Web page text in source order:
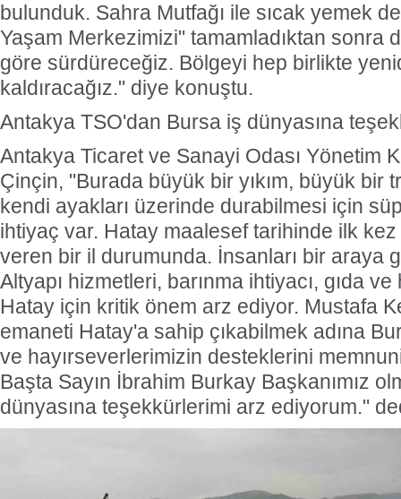
bulunduk. Sahra Mutfağı ile sıcak yemek
Yaşam Merkezimizi" tamamladıktan sonra
göre sürdüreceğiz. Bölgeyi hep birlikte
kaldıracağız." diye konuştu.
Antakya TSO'dan Bursa iş dünyasına
Antakya Ticaret ve Sanayi Odası Yönetim
Çinçin, "Burada büyük bir yıkım, büyük bir
kendi ayakları üzerinde durabilmesi için
ihtiyaç var. Hatay maalesef tarihinde ilk
veren bir il durumunda. İnsanları bir araya
Altyapı hizmetleri, barınma ihtiyacı, gıda ve
Hatay için kritik önem arz ediyor. Mustafa
emaneti Hatay'a sahip çıkabilmek adına
ve hayırseverlerimizin desteklerini
Başta Sayın İbrahim Burkay Başkanımız
dünyasına teşekkürlerimi arz ediyorum."